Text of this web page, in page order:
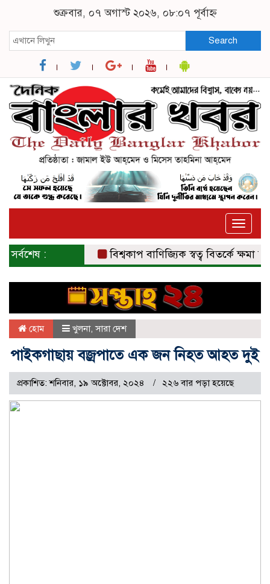
শুক্রবার, ০৭ অগাস্ট ২০২৬, ০৮:০৭ পূর্বাহ্ন
Search
Toggle
সর্বশেষ : বিশ্বকাপ বাণিজ্যিক স্বত্ব বিতর্কে ক্ষমা
হোম খুলনা,সারা দেশ
পাইকগাছায় বজ্রপাতে এক জন নিহত আহত দুই
প্রকাশিত: শনিবার, ১৯ অক্টোবর, ২০২৪ ২২৬ বার পড়া হয়েছে